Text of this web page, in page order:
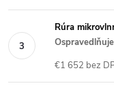
Rúra
€1 652 bez